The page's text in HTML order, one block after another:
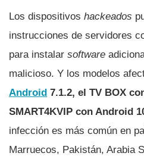
Los dispositivos hackeados
instrucciones de servidores
para instalar software
malicioso. Y los modelos
Android 7.1.2, el TV BOX
SMART4KVIP con Android
infección es más común en
Marruecos, Pakistán, Arabia